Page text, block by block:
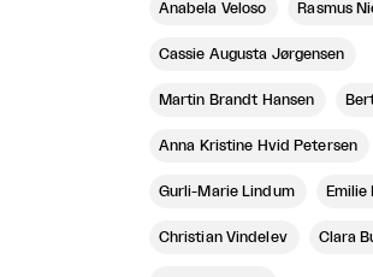
Anabela Veloso Rasmus
Cassie Augusta Jørgensen
Martin Brandt Hansen
Anna Kristine Hvid Petersen
Gurli-Marie Lindum Emilie
Christian Vindelev Clara